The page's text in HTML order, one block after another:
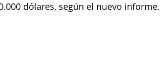
dólares, según el nuevo informe.